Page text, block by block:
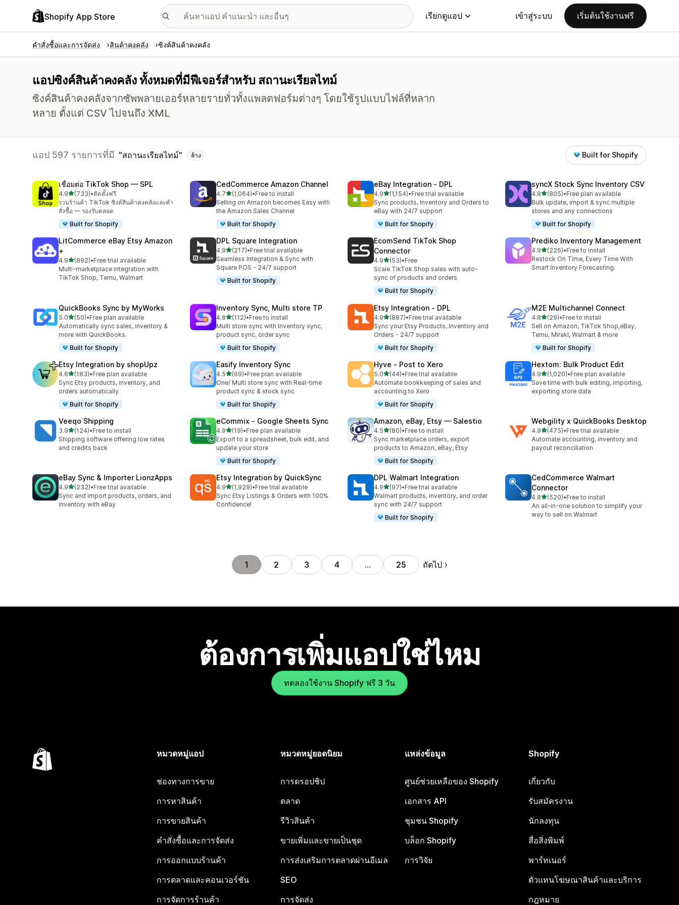
Shopify App Store เรียกดูแอป เข้าสู่ระบบ เริ่มต้นใช้งานฟรี
คำสั่งซื้อและการจัดส่ง สินค้าคงคลัง ซิงค์สินค้าคงคลัง
แอปซิงค์สินค้าคงคลัง ทั้งหมดที่มีฟีเจอร์สำหรับ สถานะเรียลไทม์
ซิงค์สินค้าคงคลังจากซัพพลายเออร์หลายรายทั่วทั้งแพลตฟอร์มต่างๆ โดยใช้รูปแบบไฟล์ที่หลาก
หลาย ตั้งแต่ CSV ไปจนถึง XML
แอป 597 รายการที่มี สถานะเรียลไทม์ ล้าง Built for Shopify
เชื่อมต่อ TikTok Shop — SPL
4.9เต็ม 5 ดาว
(733)
ทั้งหมด 733 รีวิว
•ติดตั้งฟรี
รวมร้านค้า TikTok ซิงค์สินค้าคงคลังและคำ
สั่งซื้อ — รองรับตลอด
Built for Shopify
CedCommerce Amazon Channel
4.7เต็ม 5 ดาว
(1,064)
ทั้งหมด 1064 รีวิว
•Free to install
Selling on Amazon becomes Easy with
the Amazon Sales Channel
Built for Shopify
eBay Integration ‑ DPL
4.9เต็ม 5 ดาว
(1,154)
ทั้งหมด 1154 รีวิว
•Free trial available
Sync products, Inventory and Orders to
eBay with 24/7 support
Built for Shopify
syncX Stock Sync Inventory CSV
4.8เต็ม 5 ดาว
(805)
ทั้งหมด 805 รีวิว
•Free plan available
Bulk update, import & sync multiple
stores and any connections
Built for Shopify
LitCommerce eBay Etsy Amazon
+
4.9เต็ม 5 ดาว
(892)
ทั้งหมด 892 รีวิว
•Free trial available
Multi-marketplace integration with
TikTok Shop, Temu, Walmart
DPL Square Integration
4.9เต็ม 5 ดาว
(217)
ทั้งหมด 217 รีวิว
•Free trial available
Seamless Integration & Sync with
Square POS - 24/7 support
Built for Shopify
EcomSend TikTok Shop
Connector
4.9เต็ม 5 ดาว
(53)
ทั้งหมด 53 รีวิว
•Free
Scale TikTok Shop sales with auto-
sync of products and orders.
Built for Shopify
Prediko Inventory Management
4.9เต็ม 5 ดาว
(226)
ทั้งหมด 226 รีวิว
•Free to install
Restock On Time, Every Time With
Smart Inventory Forecasting.
QuickBooks Sync by MyWorks
5.0เต็ม 5 ดาว
(50)
ทั้งหมด 50 รีวิว
•Free plan available
Automatically sync sales, inventory &
more with QuickBooks.
Built for Shopify
Inventory Sync, Multi store TP
4.8เต็ม 5 ดาว
(112)
ทั้งหมด 112 รีวิว
•Free to install
Multi store sync with Inventory sync,
product sync, order sync
Built for Shopify
Etsy Integration ‑ DPL
4.9เต็ม 5 ดาว
(887)
ทั้งหมด 887 รีวิว
•Free trial available
Sync your Etsy Products, Inventory and
Orders - 24/7 support
Built for Shopify
M2E Multichannel Connect
4.8เต็ม 5 ดาว
(29)
ทั้งหมด 29 รีวิว
•Free to install
Sell on Amazon, TikTok Shop,eBay,
Temu, Mirakl, Walmart & more
Built for Shopify
Etsy Integration by shopUpz
4.6เต็ม 5 ดาว
(183)
ทั้งหมด 183 รีวิว
•Free plan available
Sync Etsy products, inventory, and
orders automatically
Built for Shopify
Easify Inventory Sync
4.5เต็ม 5 ดาว
(69)
ทั้งหมด 69 รีวิว
•Free plan available
One/ Multi store sync with Real-time
product sync & stock sync
Built for Shopify
Hyve ‑ Post to Xero
5.0เต็ม 5 ดาว
(44)
ทั้งหมด 44 รีวิว
•Free trial available
Automate bookkeeping of sales and
accounting to Xero
Built for Shopify
Hextom: Bulk Product Edit
4.9เต็ม 5 ดาว
(1,020)
ทั้งหมด 1020 รีวิว
•Free plan available
Save time with bulk editing, importing,
exporting store data
Veeqo Shipping
3.9เต็ม 5 ดาว
(124)
ทั้งหมด 124 รีวิว
•Free to install
Shipping software offering low rates
and credits back
eCommix ‑ Google Sheets Sync
4.9เต็ม 5 ดาว
(19)
ทั้งหมด 19 รีวิว
•Free plan available
Export to a spreadsheet, bulk edit, and
update your store
Built for Shopify
Amazon, eBay, Etsy — Salestio
4.5เต็ม 5 ดาว
(80)
ทั้งหมด 80 รีวิว
•Free to install
Sync marketplace orders, export
products to Amazon, eBay, Etsy
Built for Shopify
Webgility x QuickBooks Desktop
4.9เต็ม 5 ดาว
(475)
ทั้งหมด 475 รีวิว
•Free trial available
Automate accounting, inventory and
payout reconciliation
eBay Sync & Importer LionzApps
4.9เต็ม 5 ดาว
(232)
ทั้งหมด 232 รีวิว
•Free trial available
Sync and import products, orders, and
inventory with eBay
Etsy Integration by QuickSync
4.9เต็ม 5 ดาว
(1,929)
ทั้งหมด 1929 รีวิว
•Free trial available
Sync Etsy Listings & Orders with 100%
Confidence!
DPL Walmart Integration
4.9เต็ม 5 ดาว
(97)
ทั้งหมด 97 รีวิว
•Free trial available
Walmart products, inventory, and order
sync with 24/7 support
Built for Shopify
CedCommerce Walmart
Connector
4.8เต็ม 5 ดาว
(520)
ทั้งหมด 520 รีวิว
•Free to install
An all-in-one solution to simplify your
way to sell on Walmart
1 2 3 4 … 25 ถัดไป
ต้องการเพิ่มแอปใช่ไหม
ทดลองใช้งาน Shopify ฟรี 3 วัน
หมวดหมู่แอป
ช่องทางการขาย
การหาสินค้า
การขายสินค้า
คำสั่งซื้อและการจัดส่ง
การออกแบบร้านค้า
การตลาดและคอนเวอร์ชัน
การจัดการร้านค้า
หมวดหมู่ยอดนิยม
การดรอปชิป
ตลาด
รีวิวสินค้า
ขายเพิ่มและขายเป็นชุด
การส่งเสริมการตลาดผ่านอีเมล
SEO
การจัดส่ง
แหล่งข้อมูล
ศูนย์ช่วยเหลือของ Shopify
เอกสาร API
ชุมชน Shopify
บล็อก Shopify
การวิจัย
Shopify
เกี่ยวกับ
รับสมัครงาน
นักลงทุน
สื่อสิ่งพิมพ์
พาร์ทเนอร์
ตัวแทนโฆษณาสินค้าและบริการ
กฎหมาย